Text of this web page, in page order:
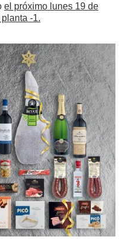
el próximo lunes 19 de
-1.